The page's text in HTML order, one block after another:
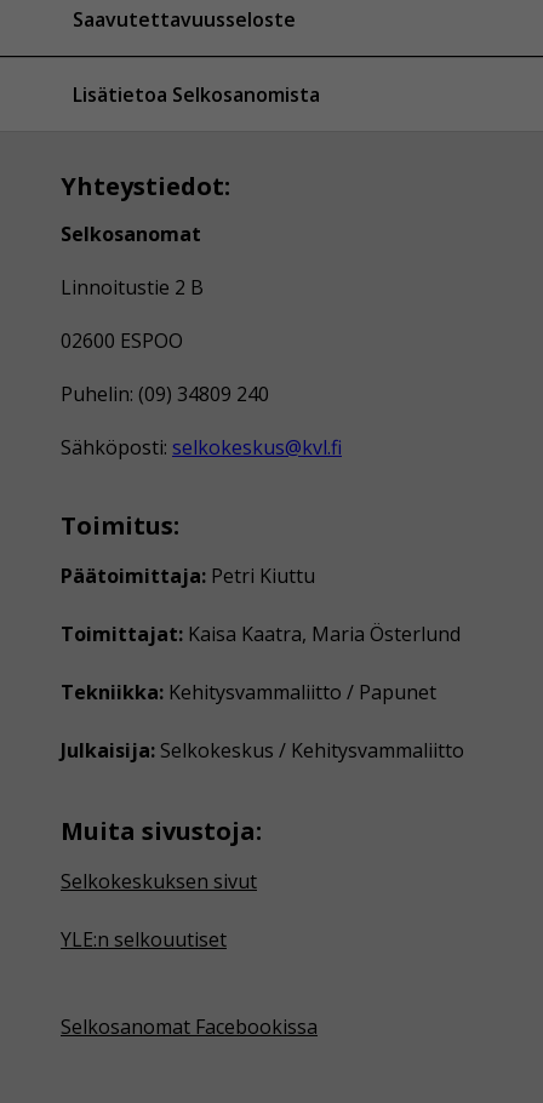
Saavutettavuusseloste
Lisätietoa Selkosanomista
Yhteystiedot:
Selkosanomat
Linnoitustie 2 B
02600 ESPOO
Puhelin: (09) 34809 240
Sähköposti: selkokeskus@kvl.fi
Toimitus:
Päätoimittaja: Petri Kiuttu
Toimittajat: Kaisa Kaatra, Maria Österlund
Tekniikka: Kehitysvammaliitto / Papunet
Julkaisija: Selkokeskus / Kehitysvammaliitto
Muita sivustoja:
Selkokeskuksen sivut
YLE:n selkouutiset
Selkosanomat Facebookissa